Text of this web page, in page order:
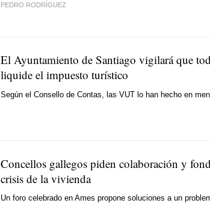
PEDRO RODRÍGUEZ
El Ayuntamiento de Santiago vigilará que
liquide el impuesto turístico
Según el Consello de Contas, las VUT lo han hecho en
Concellos gallegos piden colaboración y
crisis de la vivienda
Un foro celebrado en Ames propone soluciones a un